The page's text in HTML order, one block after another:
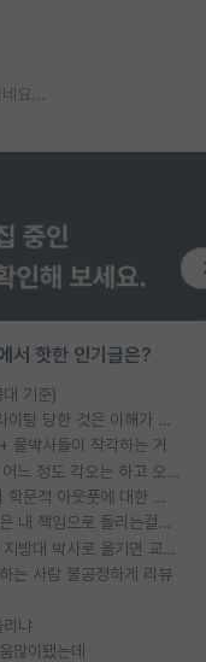
요...
서 핫한 인기글은?
기준)
대학원생들 교수에게 가스라이팅 당한 것은 이해가 갑니다. 안타깝네요.
물박사들이 착각하는 거
석사입학예정생 분들! 제발 어느 정도 각오는 하고 오세요.
포스텍 억까에 대해 (동문의 학문적 아웃풋에 대한 반박)
왜 후배가 못하는걸 교수님은 내 책임으로 돌리는걸까요?
SSH 박사과정을 그만두고 지방대 박사로 옮기면 교수의 꿈은 끝일까요?
는 사람 불공정하게 리뷰
냐
많이됐는데